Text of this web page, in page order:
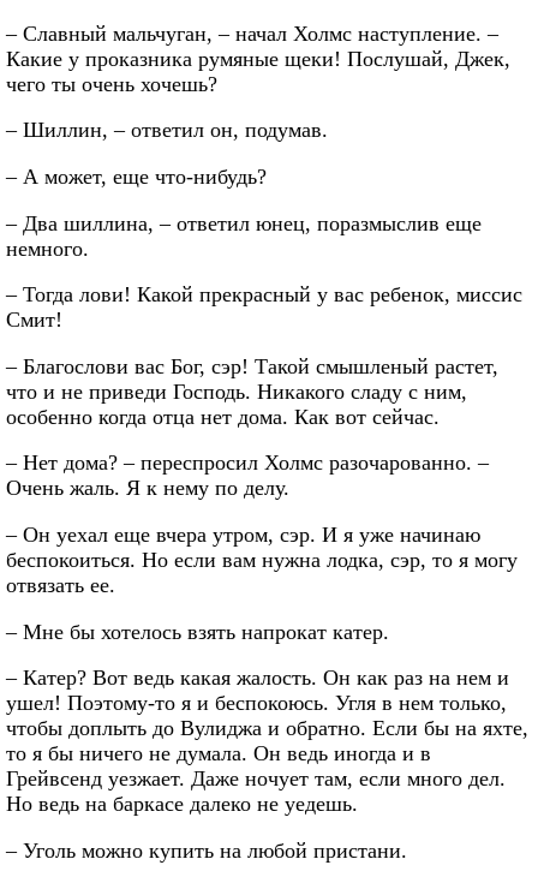
– Славный мальчуган, – начал Холмс наступление. –
Какие у проказника румяные щеки! Послушай, Джек,
чего ты очень хочешь?
– Шиллин, – ответил он, подумав.
– А может, еще что-нибудь?
– Два шиллина, – ответил юнец, поразмыслив еще
немного.
– Тогда лови! Какой прекрасный у вас ребенок, миссис
Смит!
– Благослови вас Бог, сэр! Такой смышленый растет,
что и не приведи Господь. Никакого сладу с ним,
особенно когда отца нет дома. Как вот сейчас.
– Нет дома? – переспросил Холмс разочарованно. –
Очень жаль. Я к нему по делу.
– Он уехал еще вчера утром, сэр. И я уже начинаю
беспокоиться. Но если вам нужна лодка, сэр, то я могу
отвязать ее.
– Мне бы хотелось взять напрокат катер.
– Катер? Вот ведь какая жалость. Он как раз на нем и
ушел! Поэтому-то я и беспокоюсь. Угля в нем только,
чтобы доплыть до Вулиджа и обратно. Если бы на яхте,
то я бы ничего не думала. Он ведь иногда и в
Грейвсенд уезжает. Даже ночует там, если много дел.
Но ведь на баркасе далеко не уедешь.
– Уголь можно купить на любой пристани.